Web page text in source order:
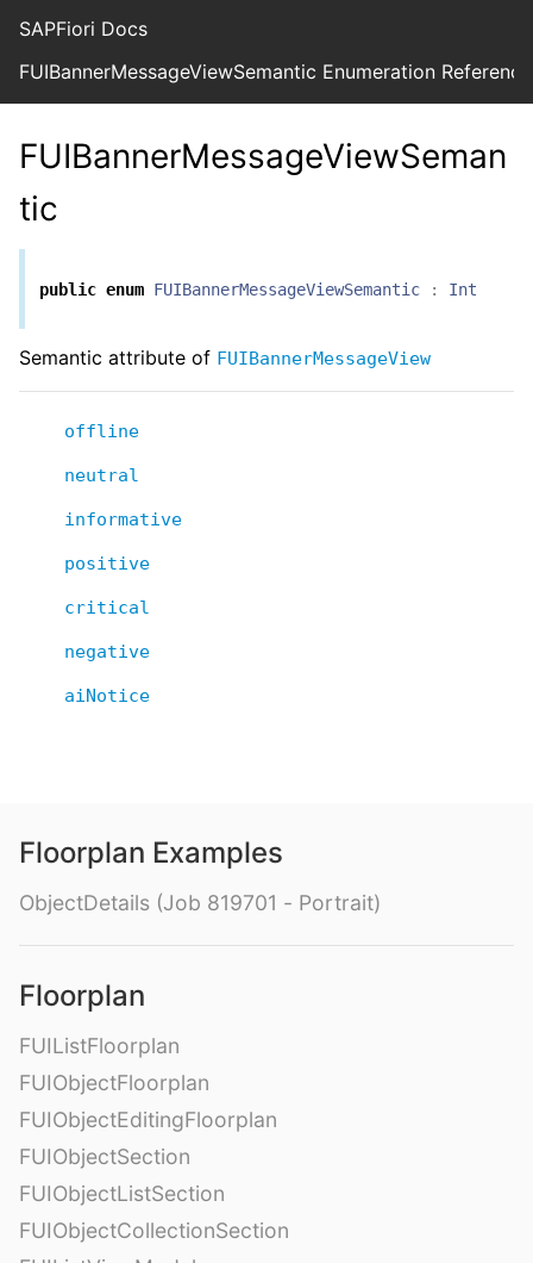
SAPFiori Docs
FUIBannerMessageViewSemantic Enumeration Reference
FUIBannerMessageViewSeman
tic
public enum FUIBannerMessageViewSemantic : Int
Semantic attribute of FUIBannerMessageView
offline
neutral
informative
positive
critical
negative
aiNotice
Floorplan Examples
ObjectDetails (Job 819701 - Portrait)
Floorplan
FUIListFloorplan
FUIObjectFloorplan
FUIObjectEditingFloorplan
FUIObjectSection
FUIObjectListSection
FUIObjectCollectionSection